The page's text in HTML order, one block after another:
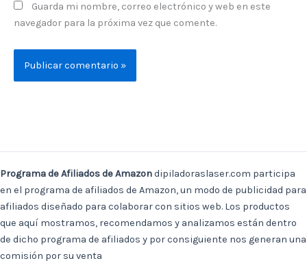
Guarda mi nombre, correo electrónico y web en este
navegador para la próxima vez que comente.
Programa de Afiliados de Amazondipiladoraslaser.com participa
en el programa de afiliados de Amazon, un modo de publicidad para
afiliados diseñado para colaborar con sitios web. Los productos
que aquí mostramos, recomendamos y analizamos están dentro
de dicho programa de afiliados y por consiguiente nos generan una
comisión por su venta